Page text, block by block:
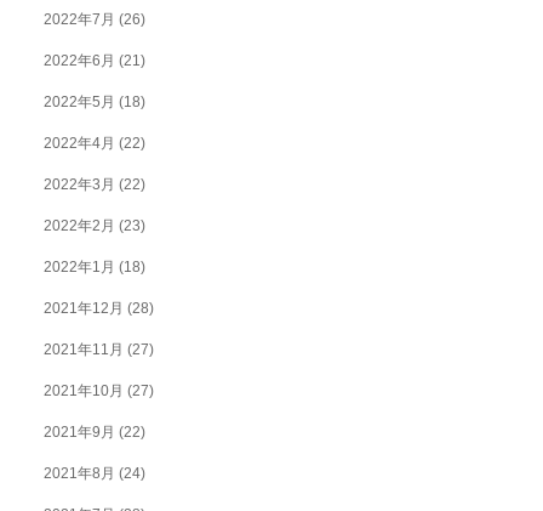
2022年7月 (26)
2022年6月 (21)
2022年5月 (18)
2022年4月 (22)
2022年3月 (22)
2022年2月 (23)
2022年1月 (18)
2021年12月 (28)
2021年11月 (27)
2021年10月 (27)
2021年9月 (22)
2021年8月 (24)